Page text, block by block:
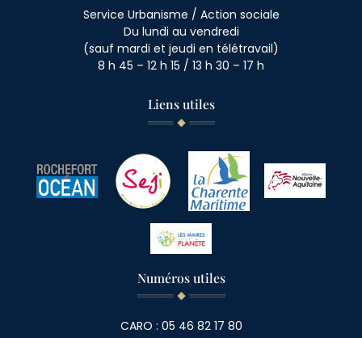
Service Urbanisme / Action sociale
Du lundi au vendredi
(sauf mardi et jeudi en télétravail)
8 h 45 – 12 h 15 / 13 h 30 – 17 h
Liens utiles
Numéros utiles
CARO : 05 46 82 17 80